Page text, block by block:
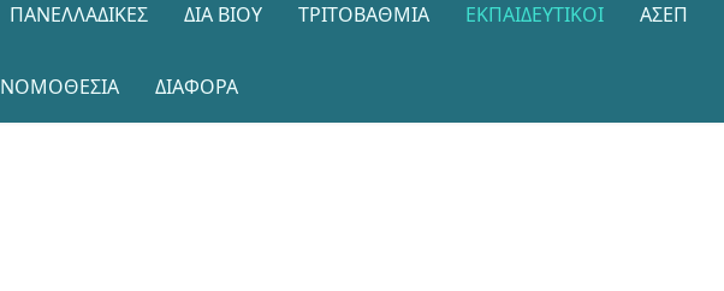
ΠΑΝΕΛΛΑΔΙΚΈΣ ΔΙΑ ΒΊΟΥ ΤΡΙΤΟΒΆΘΜΙΑ ΕΚΠΑΙΔΕΥΤΙΚΟΊ ΑΣΕΠ
ΝΟΜΟΘΕΣΊΑ ΔΙΑΦΟΡΑ